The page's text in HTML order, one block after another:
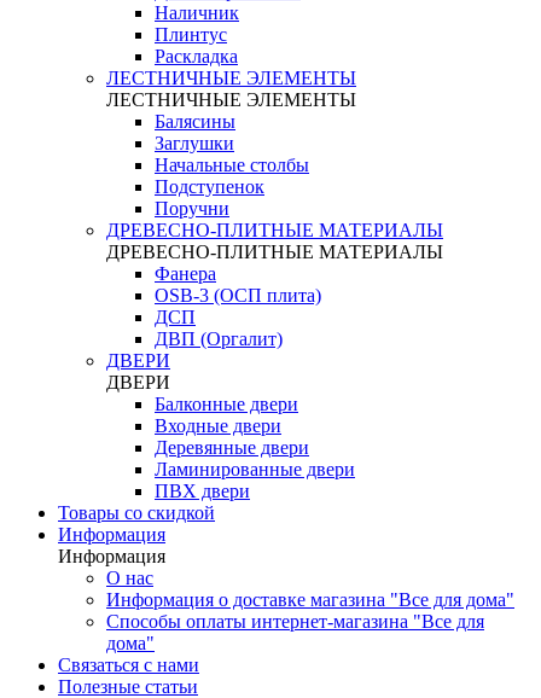
Наличник
Плинтус
Раскладка
ЛЕСТНИЧНЫЕ ЭЛЕМЕНТЫ
ЛЕСТНИЧНЫЕ ЭЛЕМЕНТЫ
Балясины
Заглушки
Начальные столбы
Подступенок
Поручни
ДРЕВЕСНО-ПЛИТНЫЕ МАТЕРИАЛЫ
ДРЕВЕСНО-ПЛИТНЫЕ МАТЕРИАЛЫ
Фанера
OSB-3 (ОСП плита)
ДСП
ДВП (Оргалит)
ДВЕРИ
ДВЕРИ
Балконные двери
Входные двери
Деревянные двери
Ламинированные двери
ПВХ двери
Товары со скидкой
Информация
Информация
О нас
Информация о доставке магазина "Все для дома"
Способы оплаты интернет-магазина "Все для
дома"
Связаться с нами
Полезные статьи